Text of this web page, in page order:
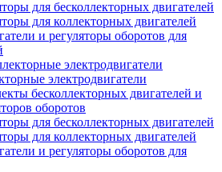
для бесколлекторных двигателей
для коллекторных двигателей
и регуляторы оборотов для
электродвигатели
электродвигатели
бесколлекторных двигателей и
оборотов
для бесколлекторных двигателей
для коллекторных двигателей
и регуляторы оборотов для